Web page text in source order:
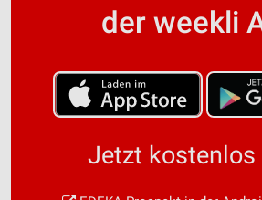
der weekli
Jetzt kostenlos